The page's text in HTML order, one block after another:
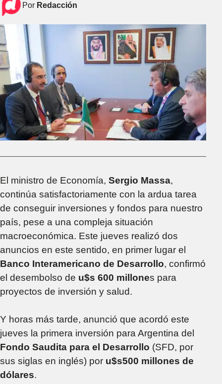
Por Redacción
El ministro de Economía, Sergio Massa,
continúa satisfactoriamente con la ardua tarea
de conseguir inversiones y fondos para nuestro
país, pese a una compleja situación
macroeconómica. Este jueves realizó dos
anuncios en este sentido, en primer lugar el
Banco Interamericano de Desarrollo, confirmó
el desembolso de u$s 600 millones para
proyectos de inversión y salud.
Y horas más tarde, anunció que acordó este
jueves la primera inversión para Argentina del
Fondo Saudita para el Desarrollo (SFD, por
sus siglas en inglés) por u$s500 millones de
dólares.